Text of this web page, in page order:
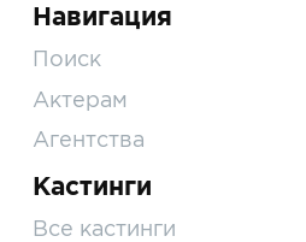
Навигация
Поиск
Актерам
Агентства
Кастинги
Все кастинги